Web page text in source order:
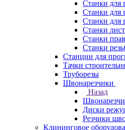
Станки для
Станки для
Станки для
Станки
Станки
Станки
Станции для
Тачки
Труборезы
Швонарезчики
Назад
Диски
Резчики
Клининговое